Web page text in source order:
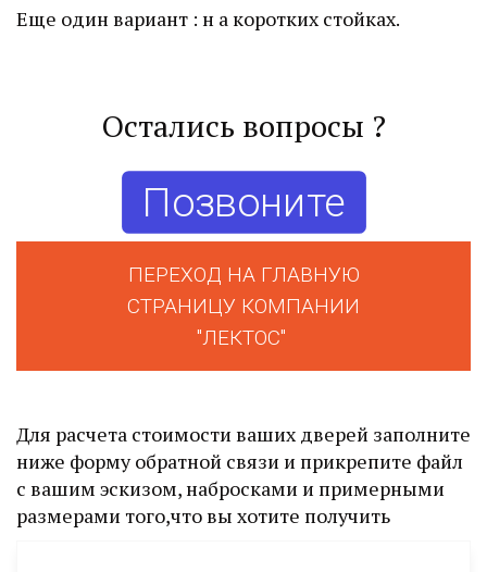
Еще один вариант : н а коротких стойках.
Остались вопросы ?
Позвоните
ПЕРЕХОД НА ГЛАВНУЮ
СТРАНИЦУ КОМПАНИИ
"ЛЕКТОС"
Для расчета стоимости ваших дверей заполните
ниже форму обратной связи и прикрепите файл
с вашим эскизом, набросками и примерными
размерами того,что вы хотите получить